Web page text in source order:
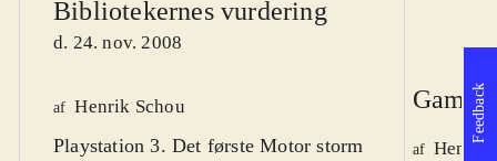
Bibliotekernes vurdering
d. 24. nov. 2008
af Henrik Schou
Playstation 3. Det første Motor storm
Game
af Henrik
Feedback